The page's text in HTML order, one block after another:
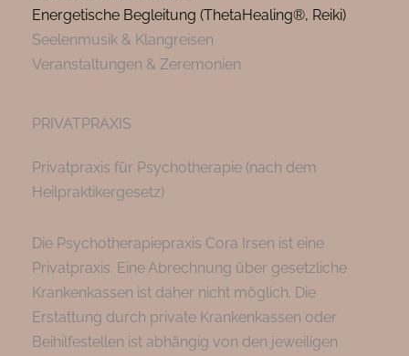
Energetische Begleitung (ThetaHealing®, Reiki)
Seelenmusik & Klangreisen
Veranstaltungen & Zeremonien
PRIVATPRAXIS
Privatpraxis für Psychotherapie (nach dem
Heilpraktikergesetz)
Die Psychotherapiepraxis Cora Irsen ist eine
Privatpraxis. Eine Abrechnung über gesetzliche
Krankenkassen ist daher nicht möglich. Die
Erstattung durch private Krankenkassen oder
Beihilfestellen ist abhängig von den jeweiligen